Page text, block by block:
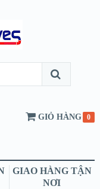
GIỎ HÀNG 0
GIAO HÀNG TẬN
NƠI